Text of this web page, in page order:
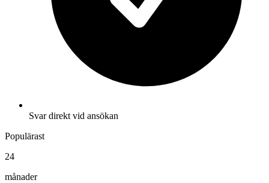
Svar direkt vid ansökan
Populärast
24
månader